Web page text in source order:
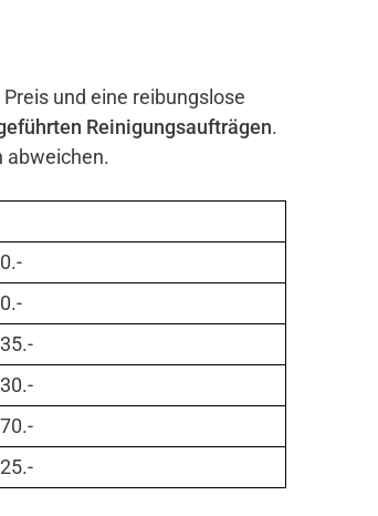
und eine reibungslose
Reinigungsaufträgen.
abweichen.